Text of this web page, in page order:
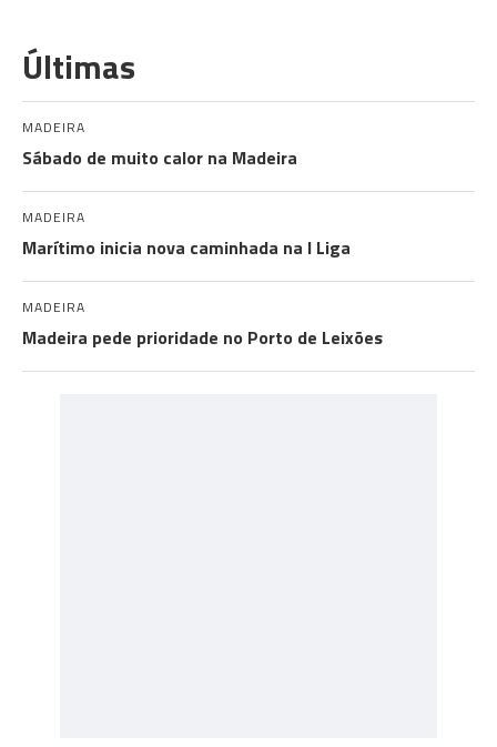
Últimas
MADEIRA
Sábado de muito calor na Madeira
MADEIRA
Marítimo inicia nova caminhada na I Liga
MADEIRA
Madeira pede prioridade no Porto de Leixões